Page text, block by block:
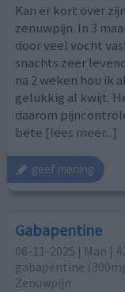
Kan er kort over
zenuwpijn. In 3
door veel vocht
snachts zeer
na 2 weken hou ik
gelukkig al kwijt.
daarom
bete [lees meer...]
geef mening
Gabapentine
06-11-2025 | Man |
gabapentine
Zenuwpijn